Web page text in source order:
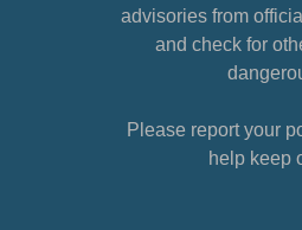
advisories from
and check for
Please report your
help keep